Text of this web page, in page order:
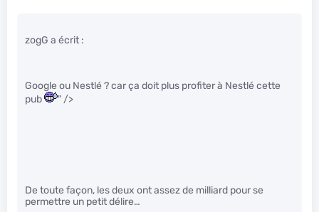
zogG a écrit :
Google ou Nestlé ? car ça doit plus profiter à Nestlé cette
pub
" />
De toute façon, les deux ont assez de milliard pour se
permettre un petit délire…